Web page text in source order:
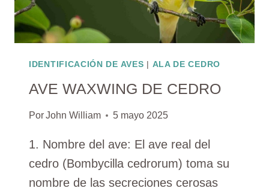
IDENTIFICACIÓN DE AVES | ALA DE CEDRO
AVE WAXWING DE CEDRO
PorJohn William 5 mayo 2025
1. Nombre del ave: El ave real del
cedro (Bombycilla cedrorum) toma su
nombre de las secreciones cerosas